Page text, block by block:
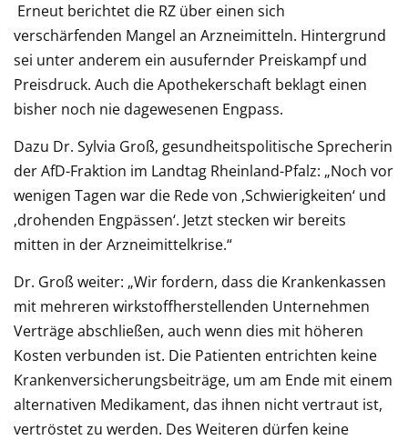
Erneut berichtet die RZ über einen sich
verschärfenden Mangel an Arzneimitteln. Hintergrund
sei unter anderem ein ausufernder Preiskampf und
Preisdruck. Auch die Apothekerschaft beklagt einen
bisher noch nie dagewesenen Engpass.
Dazu Dr. Sylvia Groß, gesundheitspolitische Sprecherin
der AfD-Fraktion im Landtag Rheinland-Pfalz: „Noch vor
wenigen Tagen war die Rede von ‚Schwierigkeiten‘ und
‚drohenden Engpässen‘. Jetzt stecken wir bereits
mitten in der Arzneimittelkrise.“
Dr. Groß weiter: „Wir fordern, dass die Krankenkassen
mit mehreren wirkstoffherstellenden Unternehmen
Verträge abschließen, auch wenn dies mit höheren
Kosten verbunden ist. Die Patienten entrichten keine
Krankenversicherungsbeiträge, um am Ende mit einem
alternativen Medikament, das ihnen nicht vertraut ist,
vertröstet zu werden. Des Weiteren dürfen keine